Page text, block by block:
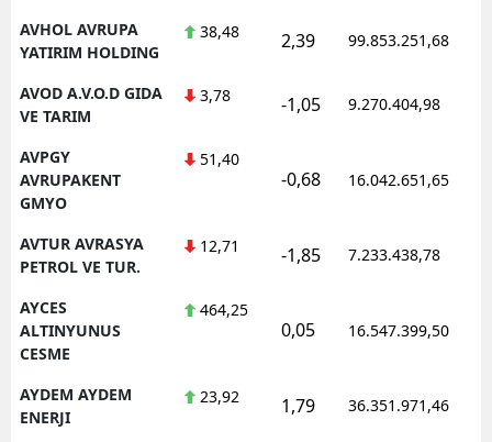
AVHOL AVRUPA
YATIRIM HOLDING
38,48 2,39 99.853.251,68
AVOD A.V.O.D GIDA
VE TARIM
3,78 -1,05 9.270.404,98
AVPGY
AVRUPAKENT
GMYO
51,40
-0,68 16.042.651,65
AVTUR AVRASYA
PETROL VE TUR.
12,71 -1,85 7.233.438,78
AYCES
ALTINYUNUS
CESME
464,25
0,05 16.547.399,50
AYDEM AYDEM
ENERJI
23,92 1,79 36.351.971,46